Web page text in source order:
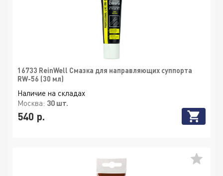
16733 ReinWell Смазка для направляющих суппорта
RW-56 (30 мл)
Наличие на складах
Москва: 30 шт.
540 р.